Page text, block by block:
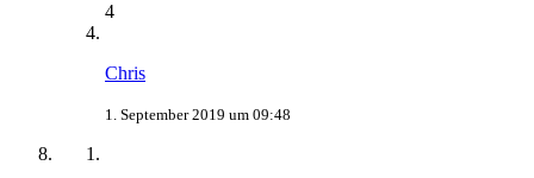
4
Chris
1. September 2019 um 09:48